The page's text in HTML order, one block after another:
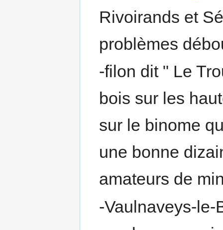
Rivoirands et
problèmes
-filon dit " Le
bois sur les
sur le binome
une bonne
amateurs de
-Vaulnaveys-le-